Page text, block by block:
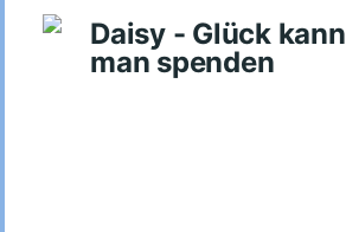
Daisy - Glück kann
man spenden